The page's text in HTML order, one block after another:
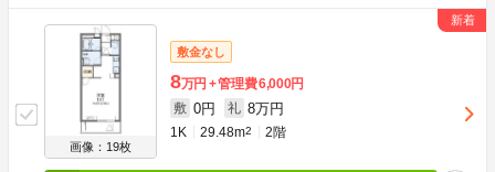
画像：19枚
敷金なし
8万円 管理費6,000円
敷 0円 礼 8万円
1K 29.48m2 2階